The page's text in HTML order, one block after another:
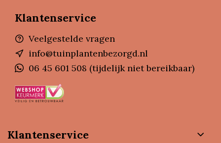
Klantenservice
Veelgestelde vragen
info@tuinplantenbezorgd.nl
06 45 601 508 (tijdelijk niet bereikbaar)
Klantenservice